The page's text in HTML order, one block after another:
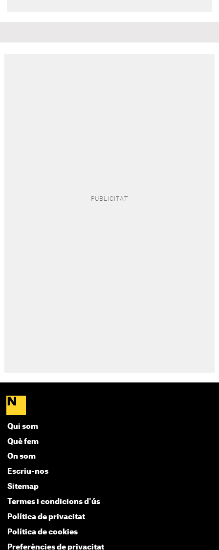
Qui som
Què fem
On som
Escriu-nos
Sitemap
Termes i condicions d'ús
Política de privacitat
Política de cookies
Preferències de privacitat